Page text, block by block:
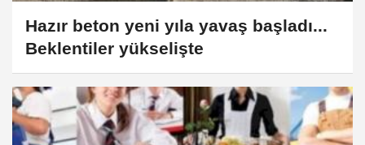
Hazır beton yeni yıla yavaş başladı...
Beklentiler yükselişte